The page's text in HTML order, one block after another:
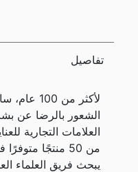
تفاصيل
لأكثر من
الشعور بالرضا عن
العلامات التجارية
يبحث فريق العلماء